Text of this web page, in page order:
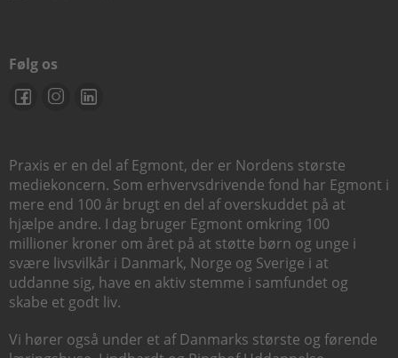
Følg os
Praxis er en del af Egmont, der er Nordens største
mediekoncern. Som erhvervsdrivende fond har Egmont i
mere end 100 år brugt en del af overskuddet på at
hjælpe andre. I dag bruger Egmont omkring 100
millioner kroner om året på at støtte børn og unge i
svære livsvilkår i Danmark, Norge og Sverige i at
uddanne sig, have en aktiv stemme i samfundet og
skabe et godt liv.
Vi hører også under et af Danmarks største og førende